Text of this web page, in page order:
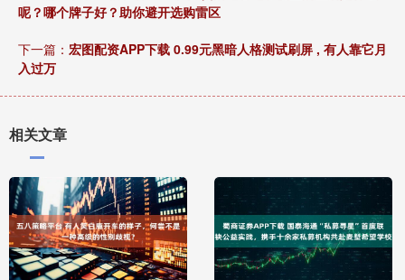
呢？哪个牌子好？助你避开选购雷区
下一篇： 宏图配资APP下载 0.99元黑暗人格测试刷屏 , 有人靠它月
入过万
相关文章